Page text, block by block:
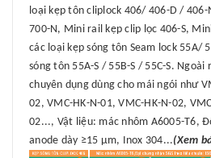
loại kẹp tôn cliplock 406/ 406-D /
700-N, Mini rail kẹp clip lọc 406-S,
các loại kẹp sóng tôn Seam lock 55A/
sóng tôn 55A-S / 55B-S / 55C-S.
chuyên dụng dùng cho mái ngói như
02, VMC-HK-N-01, VMC-HK-N-02,
02..., Vật liệu: mác nhôm A6005-T6,
anode dày ≥15 μm, Inox 304...(Xem